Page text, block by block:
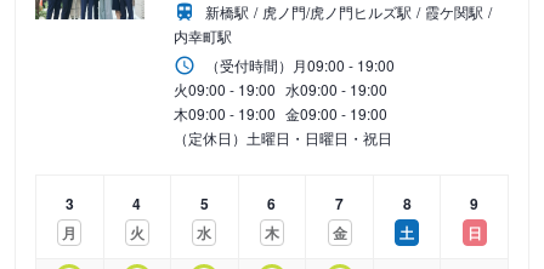
新橋駅
虎ノ門/虎ノ門ヒルズ駅
霞ケ関駅
内幸町駅
（受付時間） 月09:00 - 19:00
火09:00 - 19:00 水09:00 - 19:00
木09:00 - 19:00 金09:00 - 19:00
（定休日）土曜日・日曜日・祝日
3
月
4
火
5
水
6
木
7
金
8
土
9
日